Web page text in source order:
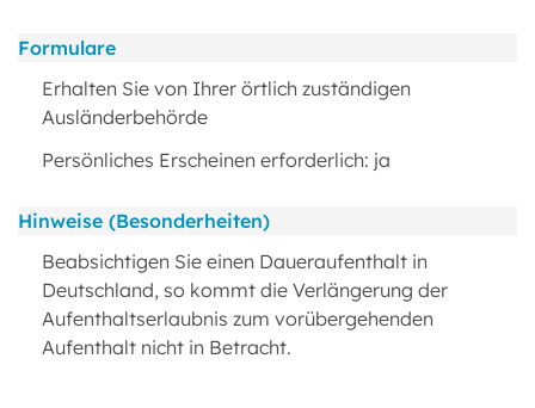
Formulare
Erhalten Sie von Ihrer örtlich zuständigen
Ausländerbehörde
Persönliches Erscheinen erforderlich: ja
Hinweise (Besonderheiten)
Beabsichtigen Sie einen Daueraufenthalt in
Deutschland, so kommt die Verlängerung der
Aufenthaltserlaubnis zum vorübergehenden
Aufenthalt nicht in Betracht.